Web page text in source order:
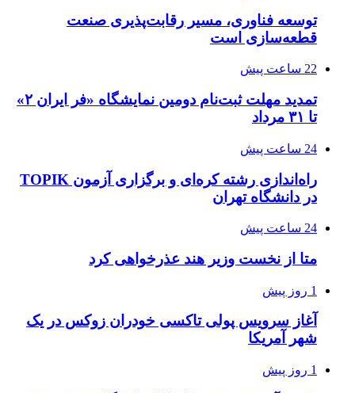
توسعه فناوری، مسیر رقابت‌پذیری صنعت
قطعه‌سازی است
22 ساعت پیش
تمدید مهلت ثبت‌نام دومین نمایشگاه «فر ایران ۲»
تا ۳۱ مرداد
24 ساعت پیش
راه‌اندازی رشته کره‌ای و برگزاری آزمون TOPIK
در دانشگاه تهران
24 ساعت پیش
متا از نخست وزیر هند عذرخواهی کرد
1 روز پیش
آغاز سرویس پولی تاکسی خودران زوکس در یک
شهر آمریکا
1 روز پیش